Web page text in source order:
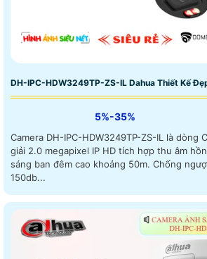
DH-IPC-HDW3249TP-ZS-IL Dahua Thiết Kế
5%-35%
Camera DH-IPC-HDW3249TP-ZS-IL là dòng
giải 2.0 megapixel IP HD tích hợp thu âm
sáng ban đêm cao khoảng 50m. Chống ngược sáng DWDR
150db...